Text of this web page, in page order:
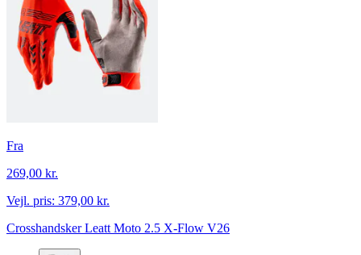
Fra
269,00 kr.
Vejl. pris: 379,00 kr.
Crosshandsker Leatt Moto 2.5 X-Flow V26